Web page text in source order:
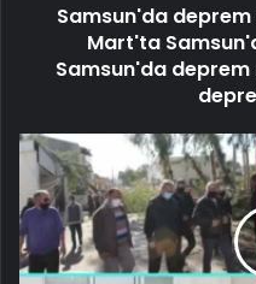
Samsun'da deprem
Mart'ta
Samsun'da